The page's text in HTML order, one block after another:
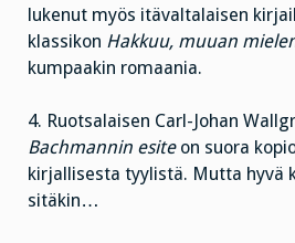
lukenut myös itävaltalaisen
klassikon Hakkuu, muuan
kumpaakin romaania.
4. Ruotsalaisen Carl-Johan
Bachmannin esiteon suora
kirjallisesta tyylistä. Mutta hyvä
sitäkin…